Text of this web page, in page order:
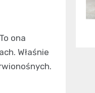
ona
Właśnie